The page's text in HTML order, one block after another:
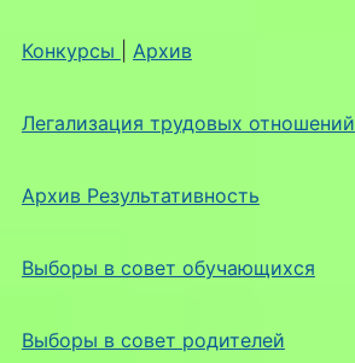
Конкурсы Архив
Легализация трудовых отношений
Архив Результативность
Выборы в совет обучающихся
Выборы в совет родителей